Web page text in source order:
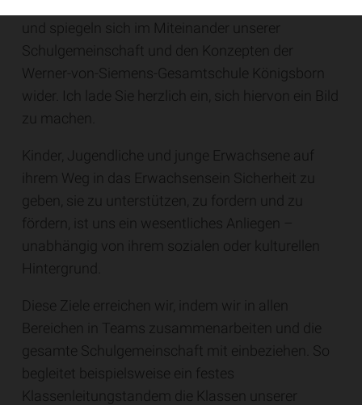
und spiegeln sich im Miteinander unserer
Schulgemeinschaft und den Konzepten der
Werner-von-Siemens-Gesamtschule Königsborn
wider. Ich lade Sie herzlich ein, sich hiervon ein Bild
zu machen.
Kinder, Jugendliche und junge Erwachsene auf
ihrem Weg in das Erwachsensein Sicherheit zu
geben, sie zu unterstützen, zu fordern und zu
fördern, ist uns ein wesentliches Anliegen –
unabhängig von ihrem sozialen oder kulturellen
Hintergrund.
Diese Ziele erreichen wir, indem wir in allen
Bereichen in Teams zusammenarbeiten und die
gesamte Schulgemeinschaft mit einbeziehen. So
begleitet beispielsweise ein festes
Klassenleitungstandem die Klassen unserer